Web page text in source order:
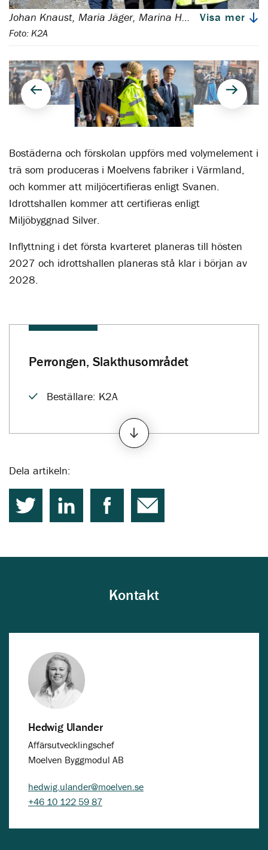
Johan Knaust, Maria Jäger, Marina Högland, Maria-Elsa Salvo Visa mer
Foto: K2A
Föregående Nästa
Bostäderna och förskolan uppförs med volymelement i
trä som produceras i Moelvens fabriker i Värmland,
och kommer att miljöcertifieras enligt Svanen.
Idrottshallen kommer att certifieras enligt
Miljöbyggnad Silver.
Inflyttning i det första kvarteret planeras till hösten
2027 och idrottshallen planeras stå klar i början av
2028.
Perrongen, Slakthusområdet
Beställare: K2A
Totalentreprenör: Moelven Byggmodul AB
forskarbostäder, förskola och idrottshall
Entreprenad: Mark- och grundarbeten
samt uppförande av samtliga byggnader
Idrottshall: Hyrs av Stockholms stad
förskola), Miljöbyggnad Silver (idrottshall)
Tidplan: Inflyttning från hösten 2027,
idrottshall klar 2028
Dela artikeln:
Kontakt
Hedwig Ulander
Affärsutvecklingschef
Moelven Byggmodul AB
hedwig.ulander@moelven.se
+46 10 122 59 87